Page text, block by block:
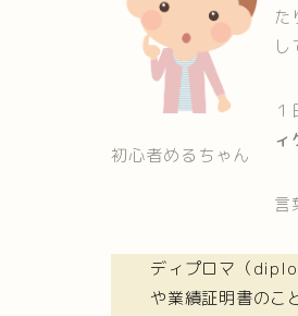
初心者めるちゃん
た
し
ィ
言
ディプロマ（
や業績証明書のこ